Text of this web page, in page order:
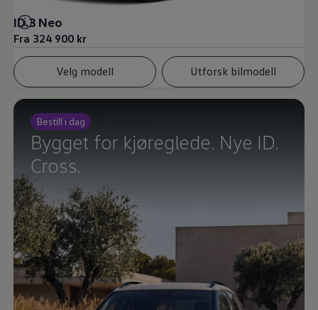
Varsellamper
Digitale tjenester
Connect Shop
Apper og tjenester
App-Connect
Kart og radio
Bilhold
Bilservice
Nybilgaranti
Verkstedtjenester
Veihjelp og bilberging
Service på elbil
Service for eldre modeller
Serviceavtale
Hvorfor velge merkeverksted
Magasin
ID.3 Neo
Fra 324 900 kr
Velg modell Utforsk bilmodell
Bestill i dag
Bygget for kjøreglede. Nye ID.
Cross.